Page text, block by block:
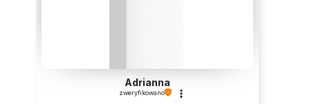
Adrianna
zweryfikowano